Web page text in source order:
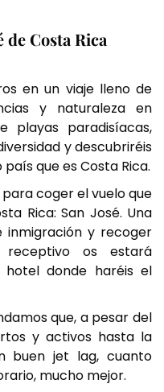
de Costa Rica
en un viaje lleno de
y naturaleza en
playas paradisíacas,
y descubriréis
que es Costa Rica.
coger el vuelo que
Rica: San José. Una
inmigración y recoger
receptivo os estará
donde haréis el
que, a pesar del
y activos hasta la
buen jet lag, cuanto
mucho mejor.